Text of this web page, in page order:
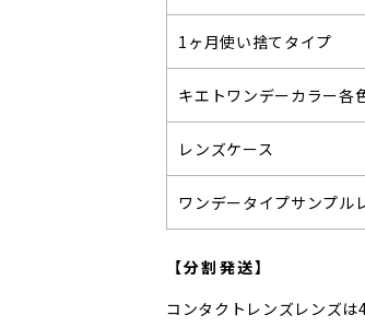
1ヶ月使い捨てタイプ
キエトワンデーカラー各
レンズケース
ワンデータイプサンプル
【分割発送】
コンタクトレンズレンズは